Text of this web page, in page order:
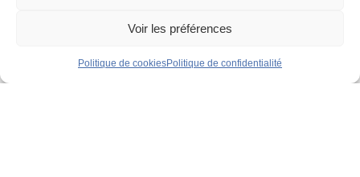
Voir les préférences
Politique de cookiesPolitique de confidentialité